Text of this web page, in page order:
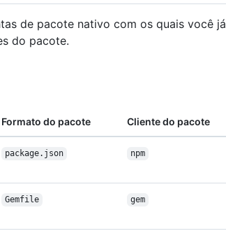
de pacote nativo com os quais você já
do pacote.
Formato do pacote Cliente do pacote
package.json npm
Gemfile gem